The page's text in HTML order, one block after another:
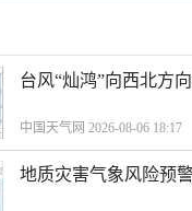
台风“灿鸿”向西北方
中国天气网 2026-08-06 18:17
地质灾害气象风险预